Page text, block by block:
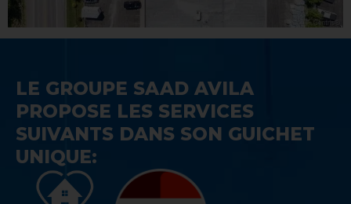
LE GROUPE SAAD AVILA
PROPOSE LES SERVICES
SUIVANTS DANS SON GUICHET
UNIQUE: